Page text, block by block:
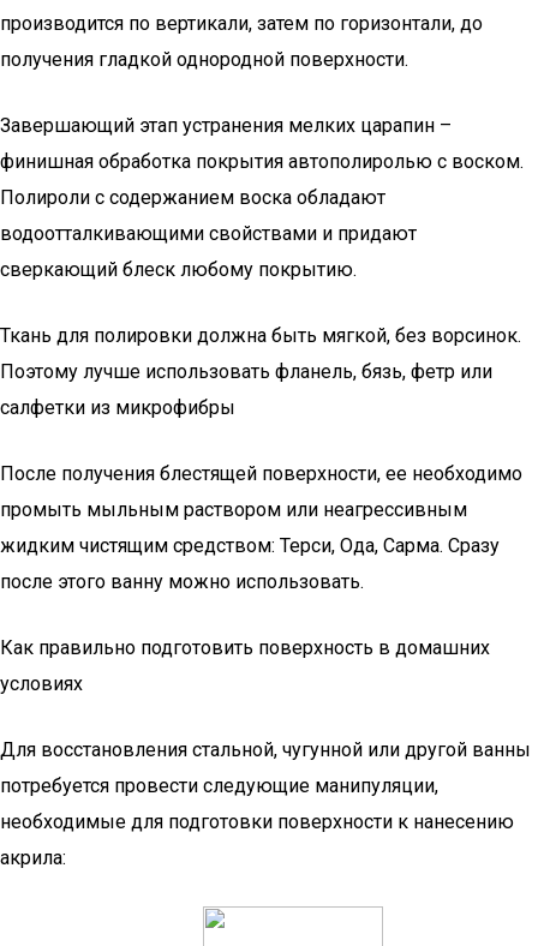
производится по вертикали, затем по горизонтали, до
получения гладкой однородной поверхности.
Завершающий этап устранения мелких царапин –
финишная обработка покрытия автополиролью с воском.
Полироли с содержанием воска обладают
водоотталкивающими свойствами и придают
сверкающий блеск любому покрытию.
Ткань для полировки должна быть мягкой, без ворсинок.
Поэтому лучше использовать фланель, бязь, фетр или
салфетки из микрофибры
После получения блестящей поверхности, ее необходимо
промыть мыльным раствором или неагрессивным
жидким чистящим средством: Терси, Ода, Сарма. Сразу
после этого ванну можно использовать.
Как правильно подготовить поверхность в домашних
условиях
Для восстановления стальной, чугунной или другой ванны
потребуется провести следующие манипуляции,
необходимые для подготовки поверхности к нанесению
акрила: